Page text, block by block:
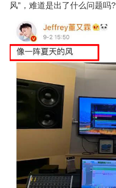
风”，难道是出了什么问题吗?